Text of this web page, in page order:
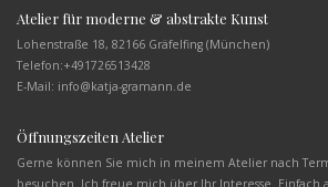
Atelier für moderne & abstrakte Kunst
Lohenstraße 18, 82166 Gräfelfing (München)
Telefon:+491726513428
E-Mail: info@katja-gramann.de
Öffnungszeiten Atelier
Gerne können Sie mich in meinem Atelier nach